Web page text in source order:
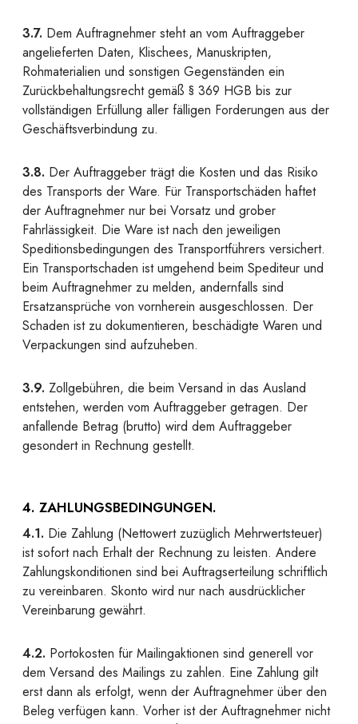
3.7. Dem Auftragnehmer steht an vom Auftraggeber
angelieferten Daten, Klischees, Manuskripten,
Rohmaterialien und sonstigen Gegenständen ein
Zurückbehaltungsrecht gemäß § 369 HGB bis zur
vollständigen Erfüllung aller fälligen Forderungen aus der
Geschäftsverbindung zu.
3.8. Der Auftraggeber trägt die Kosten und das Risiko
des Transports der Ware. Für Transportschäden haftet
der Auftragnehmer nur bei Vorsatz und grober
Fahrlässigkeit. Die Ware ist nach den jeweiligen
Speditionsbedingungen des Transportführers versichert.
Ein Transportschaden ist umgehend beim Spediteur und
beim Auftragnehmer zu melden, andernfalls sind
Ersatzansprüche von vornherein ausgeschlossen. Der
Schaden ist zu dokumentieren, beschädigte Waren und
Verpackungen sind aufzuheben.
3.9. Zollgebühren, die beim Versand in das Ausland
entstehen, werden vom Auftraggeber getragen. Der
anfallende Betrag (brutto) wird dem Auftraggeber
gesondert in Rechnung gestellt.
4. ZAHLUNGSBEDINGUNGEN.
4.1. Die Zahlung (Nettowert zuzüglich Mehrwertsteuer)
ist sofort nach Erhalt der Rechnung zu leisten. Andere
Zahlungskonditionen sind bei Auftragserteilung schriftlich
zu vereinbaren. Skonto wird nur nach ausdrücklicher
Vereinbarung gewährt.
4.2. Portokosten für Mailingaktionen sind generell vor
dem Versand des Mailings zu zahlen. Eine Zahlung gilt
erst dann als erfolgt, wenn der Auftragnehmer über den
Beleg verfügen kann. Vorher ist der Auftragnehmer nicht